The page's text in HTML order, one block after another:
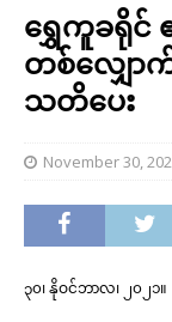
ရွှေကူခရိုင်
တစ်လျှော
သတိပေး
November 30,
၃၀၊ နိုဝင်ဘာလ၊ ၂၀၂၁။